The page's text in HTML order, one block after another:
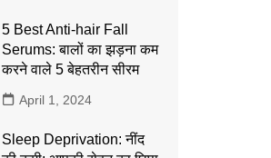
5 Best Anti-hair Fall
Serums: बालों का झड़ना कम
करने वाले 5 बेहतरीन सीरम
April 1, 2024
Sleep Deprivation: नींद